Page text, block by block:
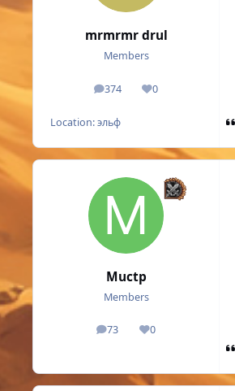
mrmrmr drul
Members
374
posts 0
Reputation
Location:эльф
Muctp
Members
73
posts 0
Reputation